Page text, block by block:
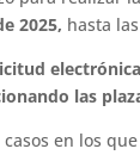
2025, hasta
las
casos en los